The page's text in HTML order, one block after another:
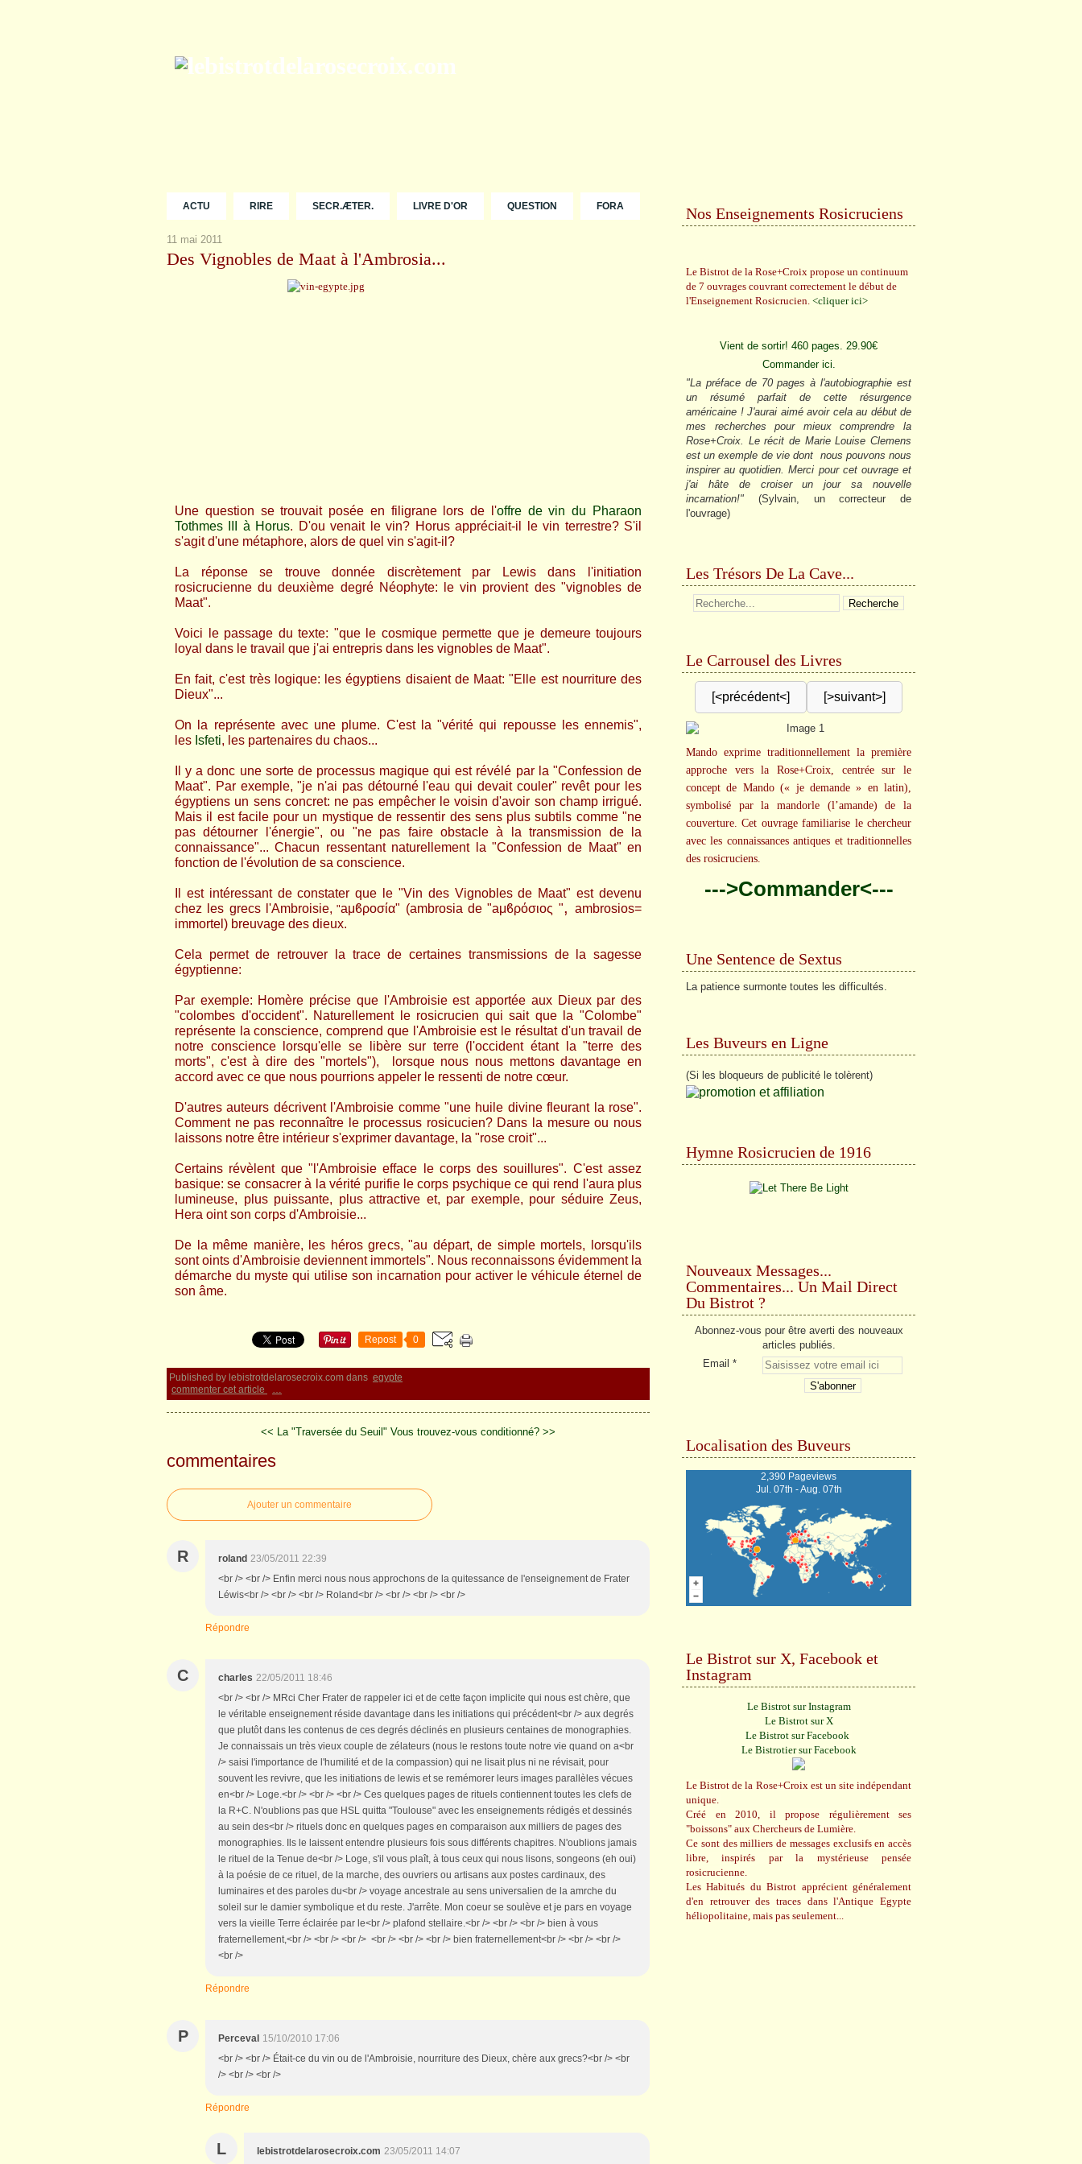
ACTU RIRE SECR.ÆTER. LIVRE D'OR QUESTION FORA
11 mai 2011
Des Vignobles de Maat à l'Ambrosia...
Une question se trouvait posée en filigrane lors de l'offre de vin du Pharaon
Tothmes III à Horus. D'ou venait le vin? Horus appréciait-il le vin terrestre? S'il
s'agit d'une métaphore, alors de quel vin s'agit-il?
La réponse se trouve donnée discrètement par Lewis dans l'initiation
rosicrucienne du deuxième degré Néophyte: le vin provient des "vignobles de
Maat".
Voici le passage du texte: "que le cosmique permette que je demeure toujours
loyal dans le travail que j'ai entrepris dans les vignobles de Maat".
En fait, c'est très logique: les égyptiens disaient de Maat: "Elle est nourriture des
Dieux"...
On la représente avec une plume. C'est la "vérité qui repousse les ennemis",
les Isfeti, les partenaires du chaos...
Il y a donc une sorte de processus magique qui est révélé par la "Confession de
Maat". Par exemple, "je n'ai pas détourné l'eau qui devait couler" revêt pour les
égyptiens un sens concret: ne pas empêcher le voisin d'avoir son champ irrigué.
Mais il est facile pour un mystique de ressentir des sens plus subtils comme "ne
pas détourner l'énergie", ou "ne pas faire obstacle à la transmission de la
connaissance"... Chacun ressentant naturellement la "Confession de Maat" en
fonction de l'évolution de sa conscience.
Il est intéressant de constater que le "Vin des Vignobles de Maat" est devenu
chez les grecs l'Ambroisie, "aμϐροσία" (ambrosia de "aμϐρόσιος ", ambrosios=
immortel) breuvage des dieux.
Cela permet de retrouver la trace de certaines transmissions de la sagesse
égyptienne:
Par exemple: Homère précise que l'Ambroisie est apportée aux Dieux par des
"colombes d'occident". Naturellement le rosicrucien qui sait que la "Colombe"
représente la conscience, comprend que l'Ambroisie est le résultat d'un travail de
notre conscience lorsqu'elle se libère sur terre (l'occident étant la "terre des
morts", c'est à dire des "mortels"), lorsque nous nous mettons davantage en
accord avec ce que nous pourrions appeler le ressenti de notre cœur.
D'autres auteurs décrivent l'Ambroisie comme "une huile divine fleurant la rose".
Comment ne pas reconnaître le processus rosicucien? Dans la mesure ou nous
laissons notre être intérieur s'exprimer davantage, la "rose croit"...
Certains révèlent que "l'Ambroisie efface le corps des souillures". C'est assez
basique: se consacrer à la vérité purifie le corps psychique ce qui rend l'aura plus
lumineuse, plus puissante, plus attractive et, par exemple, pour séduire Zeus,
Hera oint son corps d'Ambroisie...
De la même manière, les héros grecs, "au départ, de simple mortels, lorsqu'ils
sont oints d'Ambroisie deviennent immortels". Nous reconnaissons évidemment la
démarche du myste qui utilise son incarnation pour activer le véhicule éternel de
son âme.
Repost 0
Published by lebistrotdelarosecroix.com dans egypte
commenter cet article
…
<< La "Traversée du Seuil" Vous trouvez-vous conditionné? >>
commentaires
Ajouter un commentaire
R roland 23/05/2011 22:39
<br /> <br /> Enfin merci nous nous approchons de la quitessance de l'enseignement de Frater
Léwis<br /> <br /> <br /> Roland<br /> <br /> <br /> <br />
Répondre
C charles 22/05/2011 18:46
<br /> <br /> MRci Cher Frater de rappeler ici et de cette façon implicite qui nous est chère, que
le véritable enseignement réside davantage dans les initiations qui précédent<br /> aux degrés
que plutôt dans les contenus de ces degrés déclinés en plusieurs centaines de monographies.
Je connaissais un très vieux couple de zélateurs (nous le restons toute notre vie quand on a<br
/> saisi l'importance de l'humilité et de la compassion) qui ne lisait plus ni ne révisait, pour
souvent les revivre, que les initiations de lewis et se remémorer leurs images parallèles vécues
en<br /> Loge.<br /> <br /> <br /> Ces quelques pages de rituels contiennent toutes les clefs de
la R+C. N'oublions pas que HSL quitta "Toulouse" avec les enseignements rédigés et dessinés
au sein des<br /> rituels donc en quelques pages en comparaison aux milliers de pages des
monographies. Ils le laissent entendre plusieurs fois sous différents chapitres. N'oublions jamais
le rituel de la Tenue de<br /> Loge, s'il vous plaît, à tous ceux qui nous lisons, songeons (eh oui)
à la poésie de ce rituel, de la marche, des ouvriers ou artisans aux postes cardinaux, des
luminaires et des paroles du<br /> voyage ancestrale au sens universalien de la amrche du
soleil sur le damier symbolique et du reste. J'arrête. Mon coeur se soulève et je pars en voyage
vers la vieille Terre éclairée par le<br /> plafond stellaire.<br /> <br /> <br /> bien à vous
fraternellement,<br /> <br /> <br /> <br /> <br /> <br /> bien fraternellement<br /> <br /> <br />
<br />
Répondre
P Perceval 15/10/2010 17:06
<br /> <br /> Était-ce du vin ou de l'Ambroisie, nourriture des Dieux, chère aux grecs?<br /> <br
/> <br /> <br />
Répondre
L lebistrotdelarosecroix.com 23/05/2011 14:07
Nos Enseignements Rosicruciens
Le Bistrot de la Rose+Croix propose un continuum
de 7 ouvrages couvrant correctement le début de
l'Enseignement Rosicrucien. <cliquer ici>
Vient de sortir! 460 pages. 29.90€
Commander ici.
"La préface de 70 pages à l'autobiographie est
un résumé parfait de cette résurgence
américaine ! J'aurai aimé avoir cela au début de
mes recherches pour mieux comprendre la
Rose+Croix. Le récit de Marie Louise Clemens
est un exemple de vie dont nous pouvons nous
inspirer au quotidien. Merci pour cet ouvrage et
j'ai hâte de croiser un jour sa nouvelle
incarnation!" (Sylvain, un correcteur de
l'ouvrage)
Les Trésors De La Cave...
Le Carrousel des Livres
[<précédent<] [>suivant>]
Mando exprime traditionnellement la première
approche vers la Rose+Croix, centrée sur le
concept de Mando (« je demande » en latin),
symbolisé par la mandorle (l’amande) de la
couverture. Cet ouvrage familiarise le chercheur
avec les connaissances antiques et traditionnelles
des rosicruciens.
--->Commander<---
Une Sentence de Sextus
La patience surmonte toutes les difficultés.
Les Buveurs en Ligne
(Si les bloqueurs de publicité le tolèrent)
Hymne Rosicrucien de 1916
Nouveaux Messages...
Commentaires... Un Mail Direct
Du Bistrot ?
Abonnez-vous pour être averti des nouveaux
articles publiés.
Email
Localisation des Buveurs
2,390 Pageviews
Jul. 07th - Aug. 07th
Le Bistrot sur X, Facebook et
Instagram
Le Bistrot sur Instagram
Le Bistrot sur X
Le Bistrot sur Facebook
Le Bistrotier sur Facebook
Le Bistrot de la Rose+Croix est un site indépendant
unique.
Créé en 2010, il propose régulièrement ses
"boissons" aux Chercheurs de Lumière.
Ce sont des milliers de messages exclusifs en accès
libre, inspirés par la mystérieuse pensée
rosicrucienne.
Les Habitués du Bistrot apprécient généralement
d'en retrouver des traces dans l'Antique Egypte
héliopolitaine, mais pas seulement...